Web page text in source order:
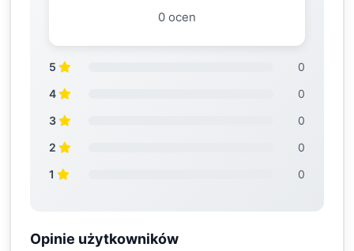
0 ocen
5
0
4
0
3
0
2
0
1
0
Opinie użytkowników